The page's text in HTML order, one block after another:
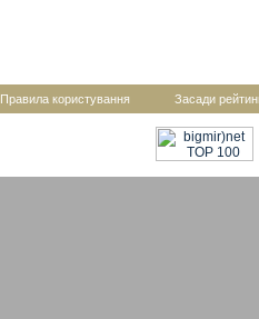
Правила користування Засади